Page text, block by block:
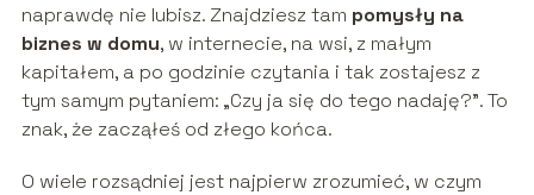
naprawdę nie lubisz. Znajdziesz tam pomysły na
biznes w domu, w internecie, na wsi, z małym
kapitałem, a po godzinie czytania i tak zostajesz z
tym samym pytaniem: „Czy ja się do tego nadaję?”. To
znak, że zacząłeś od złego końca.
O wiele rozsądniej jest najpierw zrozumieć, w czym